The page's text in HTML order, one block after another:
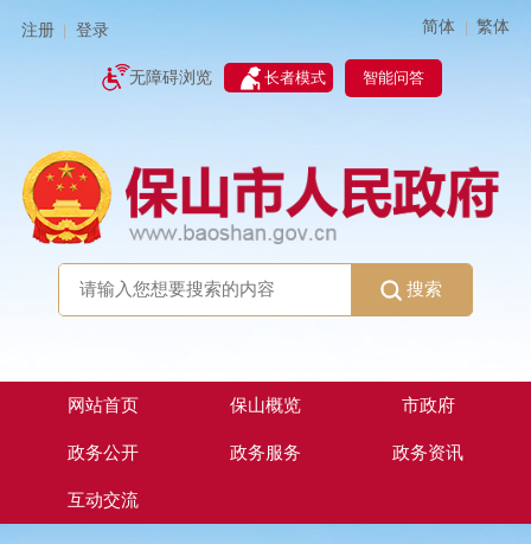
注册 登录 简体 | 繁体
无障碍浏览 长者模式 智能问答
搜索
网站首页 保山概览 市政府
政务公开 政务服务 政务资讯
互动交流